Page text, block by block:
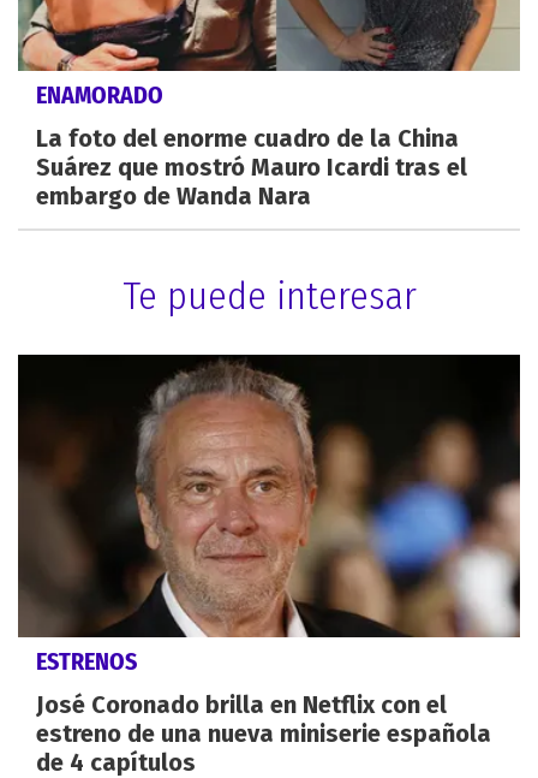
ENAMORADO
La foto del enorme cuadro de la China
Suárez que mostró Mauro Icardi tras el
embargo de Wanda Nara
Te puede interesar
ESTRENOS
José Coronado brilla en Netflix con el
estreno de una nueva miniserie española
de 4 capítulos